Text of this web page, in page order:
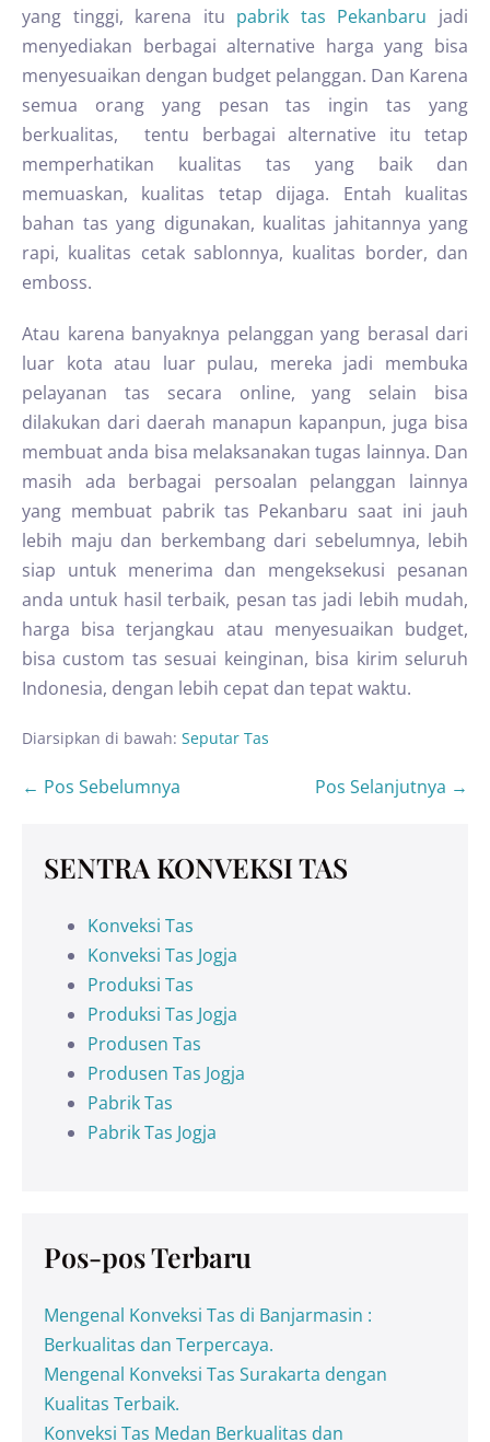
yang tinggi, karena itu pabrik tas Pekanbaru jadi
menyediakan berbagai alternative harga yang bisa
menyesuaikan dengan budget pelanggan. Dan Karena
semua orang yang pesan tas ingin tas yang
berkualitas, tentu berbagai alternative itu tetap
memperhatikan kualitas tas yang baik dan
memuaskan, kualitas tetap dijaga. Entah kualitas
bahan tas yang digunakan, kualitas jahitannya yang
rapi, kualitas cetak sablonnya, kualitas border, dan
emboss.
Atau karena banyaknya pelanggan yang berasal dari
luar kota atau luar pulau, mereka jadi membuka
pelayanan tas secara online, yang selain bisa
dilakukan dari daerah manapun kapanpun, juga bisa
membuat anda bisa melaksanakan tugas lainnya. Dan
masih ada berbagai persoalan pelanggan lainnya
yang membuat pabrik tas Pekanbaru saat ini jauh
lebih maju dan berkembang dari sebelumnya, lebih
siap untuk menerima dan mengeksekusi pesanan
anda untuk hasil terbaik, pesan tas jadi lebih mudah,
harga bisa terjangkau atau menyesuaikan budget,
bisa custom tas sesuai keinginan, bisa kirim seluruh
Indonesia, dengan lebih cepat dan tepat waktu.
Diarsipkan di bawah: Seputar Tas
← Pos Sebelumnya Pos Selanjutnya →
SENTRA KONVEKSI TAS
Konveksi Tas
Konveksi Tas Jogja
Produksi Tas
Produksi Tas Jogja
Produsen Tas
Produsen Tas Jogja
Pabrik Tas
Pabrik Tas Jogja
Pos-pos Terbaru
Mengenal Konveksi Tas di Banjarmasin :
Berkualitas dan Terpercaya.
Mengenal Konveksi Tas Surakarta dengan
Kualitas Terbaik.
Konveksi Tas Medan Berkualitas dan